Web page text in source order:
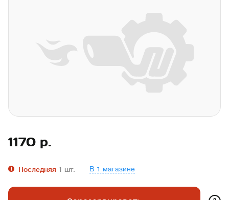
1170 р.
Последняя 1 шт. В 1 магазине